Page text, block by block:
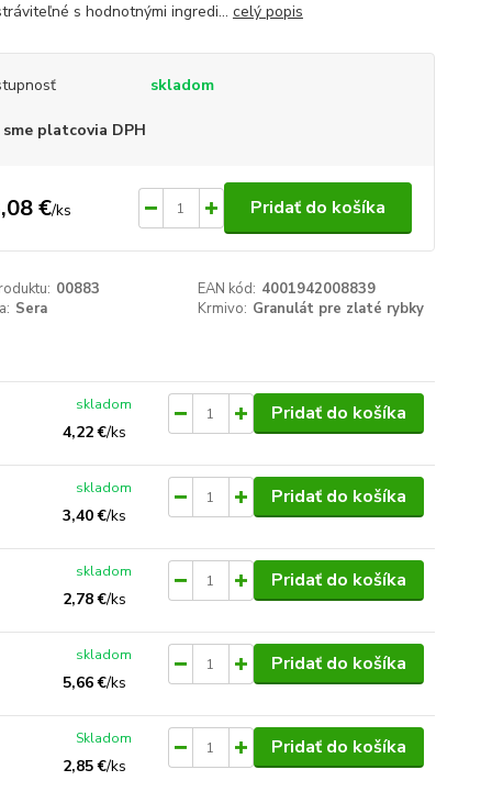
s hodnotnými ingredi... celý popis
skladom
sme platcovia DPH
€/ks Pridať do košíka
00883 EAN kód: 4001942008839
Sera Krmivo: Granulát pre zlaté rybky
4,22 €/ks
skladom Pridať do košíka
3,40 €/ks
skladom Pridať do košíka
2,78 €/ks
skladom Pridať do košíka
5,66 €/ks
skladom Pridať do košíka
2,85 €/ks
Skladom Pridať do košíka